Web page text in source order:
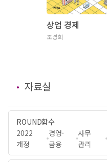
상업 경제
조경희
자료실
ROUND함수
2022
개정
경영·
금융
사무
관리